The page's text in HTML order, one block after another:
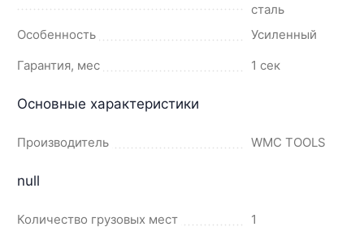
сталь
Особенность
Усиленный
Гарантия, мес
1 сек
Основные характеристики
Производитель WMC TOOLS
null
Количество грузовых мест
1